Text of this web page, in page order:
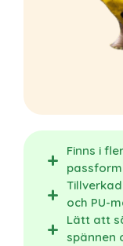
Finns i
passform
och PU-
Lätt att
spännen